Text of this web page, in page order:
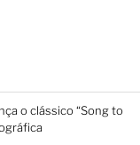
o clássico “Song to